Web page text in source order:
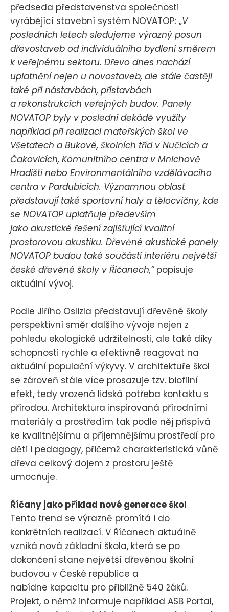
předseda představenstva společnosti
vyrábějící stavební systém NOVATOP: „V
posledních letech sledujeme výrazný posun
dřevostaveb od individuálního bydlení směrem
k veřejnému sektoru. Dřevo dnes nachází
uplatnění nejen u novostaveb, ale stále častěji
také při nástavbách, přístavbách
a rekonstrukcích veřejných budov. Panely
NOVATOP byly v poslední dekádě využity
například při realizaci mateřských škol ve
Všetatech a Bukové, školních tříd v Nučicích a
Čakovicích, Komunitního centra v Mnichově
Hradišti nebo Environmentálního vzdělávacího
centra v Pardubicích. Významnou oblast
představují také sportovní haly a tělocvičny, kde
se NOVATOP uplatňuje především
jako akustické řešení zajišťující kvalitní
prostorovou akustiku. Dřevěné akustické panely
NOVATOP budou také součástí interiéru největší
české dřevěné školy v Říčanech,“ popisuje
aktuální vývoj.
Podle Jiřího Oslizla představují dřevěné školy
perspektivní směr dalšího vývoje nejen z
pohledu ekologické udržitelnosti, ale také díky
schopnosti rychle a efektivně reagovat na
aktuální populační výkyvy. V architektuře škol
se zároveň stále více prosazuje tzv. biofilní
efekt, tedy vrozená lidská potřeba kontaktu s
přírodou. Architektura inspirovaná přírodními
materiály a prostředím tak podle něj přispívá
ke kvalitnějšímu a příjemnějšímu prostředí pro
děti i pedagogy, přičemž charakteristická vůně
dřeva celkový dojem z prostoru ještě
umocňuje.
Říčany jako příklad nové generace škol
Tento trend se výrazně promítá i do
konkrétních realizací. V Říčanech aktuálně
vzniká nová základní škola, která se po
dokončení stane největší dřevěnou školní
budovou v České republice a
nabídne kapacitu pro přibližně 540 žáků.
Projekt, o němž informuje například ASB Portal,